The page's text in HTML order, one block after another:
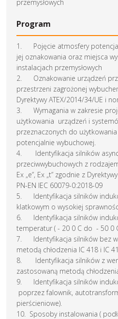
przemysłowych
Program
1. Pojęcie atmosfery
jej oznakowania oraz miejsca
instalacjach przemysłowych
2. Oznakowanie urządzeń
przestrzeni zagrożonej
Dyrektywy ATEX/2014/34/UE i
3. Wymagania w zakresie
użytkowania urządzeń i
przeznaczonych do
potencjalnie wybuchowej.
4. Identyfikacja silników
przeciwwybuchowych z
Ex „e”, Ex „t” zgodnie z
PN-EN IEC 60079-0:2018-09
5. Identyfikacja silników
klatkowym o wysokiej
6. Identyfikacja silników
temperatur ( - 20 0 C do - 50 0
7. Identyfikacja silników bez
metodą chłodzenia IC 418 i IC
8. Identyfikacja silników z
zastosowaną metodą
9. Identyfikacja silników
poprzez falownik,
pierścieniowe).
10. Sposoby instalowania (